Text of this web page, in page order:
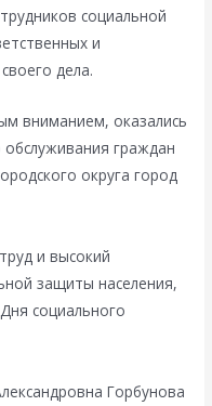
социальной
и
дела.
вниманием, оказались
граждан
округа город
и высокий
защиты населения,
социального
Горбунова